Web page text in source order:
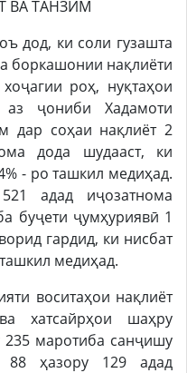
ки соли гузашта
боркашонии нақлиёти
роҳ, нуқтаҳои
ҷониби Хадамоти
дар соҳаи нақлиёт 2
дода шудааст, ки
- ро ташкил медиҳад.
адад иҷозатнома
буҷети ҷумҳуриявӣ 1
гардид, ки нисбат
медиҳад.
воситаҳои нақлиёт
хатсайрҳои шаҳру
маротиба санҷишу
88 ҳазору 129 адад